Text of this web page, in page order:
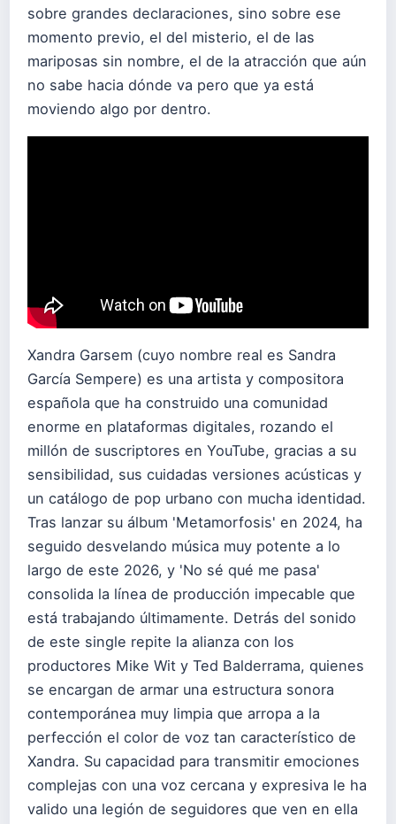
sobre grandes declaraciones, sino sobre ese
momento previo, el del misterio, el de las
mariposas sin nombre, el de la atracción que aún
no sabe hacia dónde va pero que ya está
moviendo algo por dentro.
Xandra Garsem (cuyo nombre real es Sandra
García Sempere) es una artista y compositora
española que ha construido una comunidad
enorme en plataformas digitales, rozando el
millón de suscriptores en YouTube, gracias a su
sensibilidad, sus cuidadas versiones acústicas y
un catálogo de pop urbano con mucha identidad.
Tras lanzar su álbum 'Metamorfosis' en 2024, ha
seguido desvelando música muy potente a lo
largo de este 2026, y 'No sé qué me pasa'
consolida la línea de producción impecable que
está trabajando últimamente. Detrás del sonido
de este single repite la alianza con los
productores Mike Wit y Ted Balderrama, quienes
se encargan de armar una estructura sonora
contemporánea muy limpia que arropa a la
perfección el color de voz tan característico de
Xandra. Su capacidad para transmitir emociones
complejas con una voz cercana y expresiva le ha
valido una legión de seguidores que ven en ella